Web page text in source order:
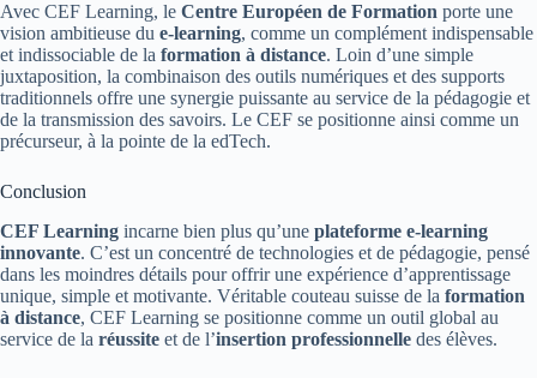
Avec CEF Learning, le Centre Européen de Formation porte une
vision ambitieuse du e-learning, comme un complément indispensable
et indissociable de la formation à distance. Loin d’une simple
juxtaposition, la combinaison des outils numériques et des supports
traditionnels offre une synergie puissante au service de la pédagogie et
de la transmission des savoirs. Le CEF se positionne ainsi comme un
précurseur, à la pointe de la edTech.
Conclusion
CEF Learning incarne bien plus qu’une plateforme e-learning
innovante. C’est un concentré de technologies et de pédagogie, pensé
dans les moindres détails pour offrir une expérience d’apprentissage
unique, simple et motivante. Véritable couteau suisse de la formation
à distance, CEF Learning se positionne comme un outil global au
service de la réussite et de l’insertion professionnelle des élèves.